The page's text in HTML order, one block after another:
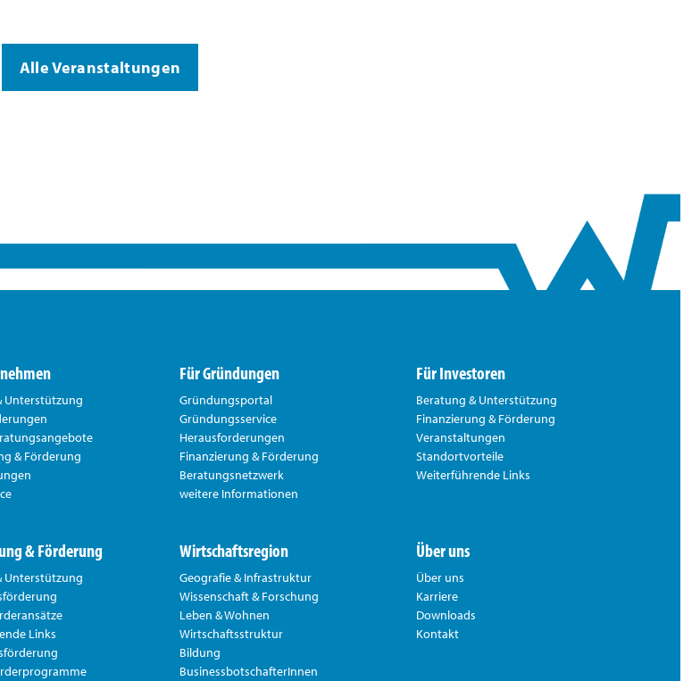
Alle Veranstaltungen
Unterstützung
& Förderung
Für Gründungen
Gründungsportal
Gründungsservice
Herausforderungen
Finanzierung & Förderung
Beratungsnetzwerk
weitere Informationen
Für Investoren
Beratung & Unterstützung
Finanzierung & Förderung
Veranstaltungen
Standortvorteile
Weiterführende Links
& Förderung
Unterstützung
Links
Wirtschaftsregion
Geografie & Infrastruktur
Wissenschaft & Forschung
Leben & Wohnen
Wirtschaftsstruktur
Bildung
BusinessbotschafterInnen
Über uns
Über uns
Karriere
Downloads
Kontakt